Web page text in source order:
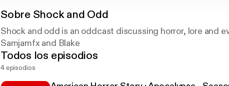
Sobre Shock and Odd
Shock and odd is an oddcast discussing horror, lore and
Samjamfx and Blake
Todos los episodios
4 episodios